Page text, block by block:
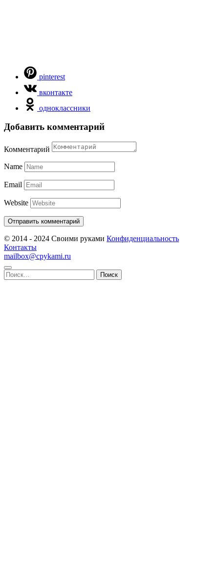
pinterest
вконтакте
одноклассники
Добавить комментарий
Комментарий
Name
Email
Website
© 2014 - 2024 Своими руками Конфиденциальность
Контакты
mailbox@cpykami.ru
Найти: